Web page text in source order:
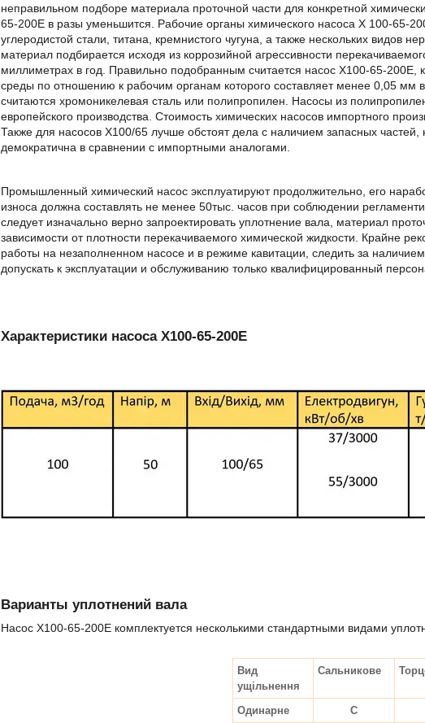
неправильном подборе материала проточной части для конкретной
65-200Е в разы уменьшится. Рабочие органы химического насоса Х 100-65-200
углеродистой стали, титана, кремнистого чугуна, а также нескольких видов
материал подбирается исходя из коррозийной агрессивности
миллиметрах в год. Правильно подобранным считается насос Х100-65-200Е,
среды по отношению к рабочим органам которого составляет менее 0,05
считаются хромоникелевая сталь или полипропилен. Насосы из
европейского производства. Стоимость химических насосов импортного
Также для насосов Х100/65 лучше обстоят дела с наличием запасных
демократична в сравнении с импортными аналогами.
Промышленный химический насос эксплуатируют продолжительно, его
износа должна составлять не менее 50тыс. часов при соблюдении
следует изначально верно запроектировать уплотнение вала, материал
зависимости от плотности перекачиваемого химической жидкости. Крайне
работы на незаполненном насосе и в режиме кавитации, следить за
допускать к эксплуатации и обслуживанию только квалифицированный
Характеристики насоса Х100-65-200Е
Варианты уплотнений вала
Насос Х100-65-200Е комплектуется несколькими стандартными видами
Вид
ущільнення
Сальникове
Одинарне С